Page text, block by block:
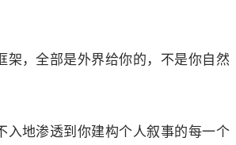
架，全部是外界给你的，不是你自然
入地渗透到你建构个人叙事的每一个